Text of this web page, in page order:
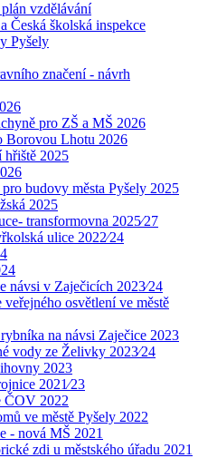
vzdělávání
Česká školská inspekce
Pyšely
značení - návrh
pro ZŠ a MŠ 2026
Borovou Lhotu 2026
2025
budovy města Pyšely 2025
2025
transformovna 2025⁄27
ulice 2022⁄24
návsi v Zaječicích 2023⁄24
veřejného osvětlení ve městě
na návsi Zaječice 2023
vody ze Želivky 2023⁄24
2023
2021⁄23
ČOV 2022
ve městě Pyšely 2022
- nová MŠ 2021
zdi u městského úřadu 2021